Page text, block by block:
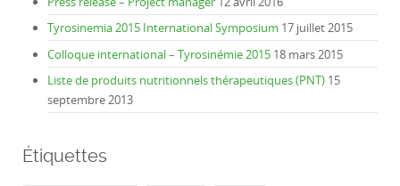
Tyrosinemia 2015 International Symposium 17 juillet 2015
Colloque international – Tyrosinémie 2015 18 mars 2015
Liste de produits nutritionnels thérapeutiques (PNT) 15
septembre 2013
Étiquettes